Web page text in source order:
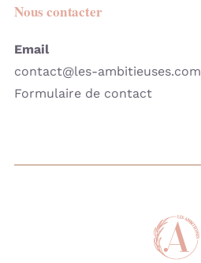
Nous contacter
Email
contact@les-ambitieuses.com
Formulaire de contact